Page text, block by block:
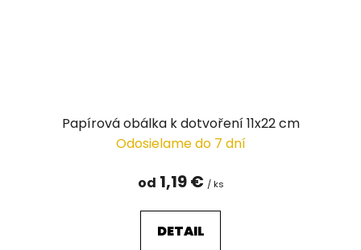
Papírová obálka k dotvoření 11x22 cm
Odosielame do 7 dní
od 1,19 € / ks
DETAIL